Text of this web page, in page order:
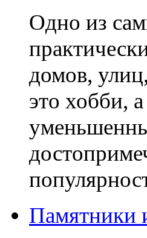
Одно из
домов,
это хобби,
Памятники